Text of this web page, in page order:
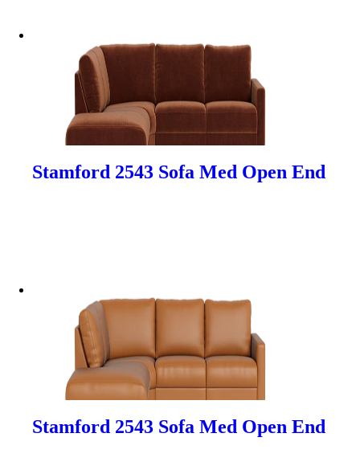
Stamford 2543 Sofa Med Open End
Stamford 2543 Sofa Med Open End